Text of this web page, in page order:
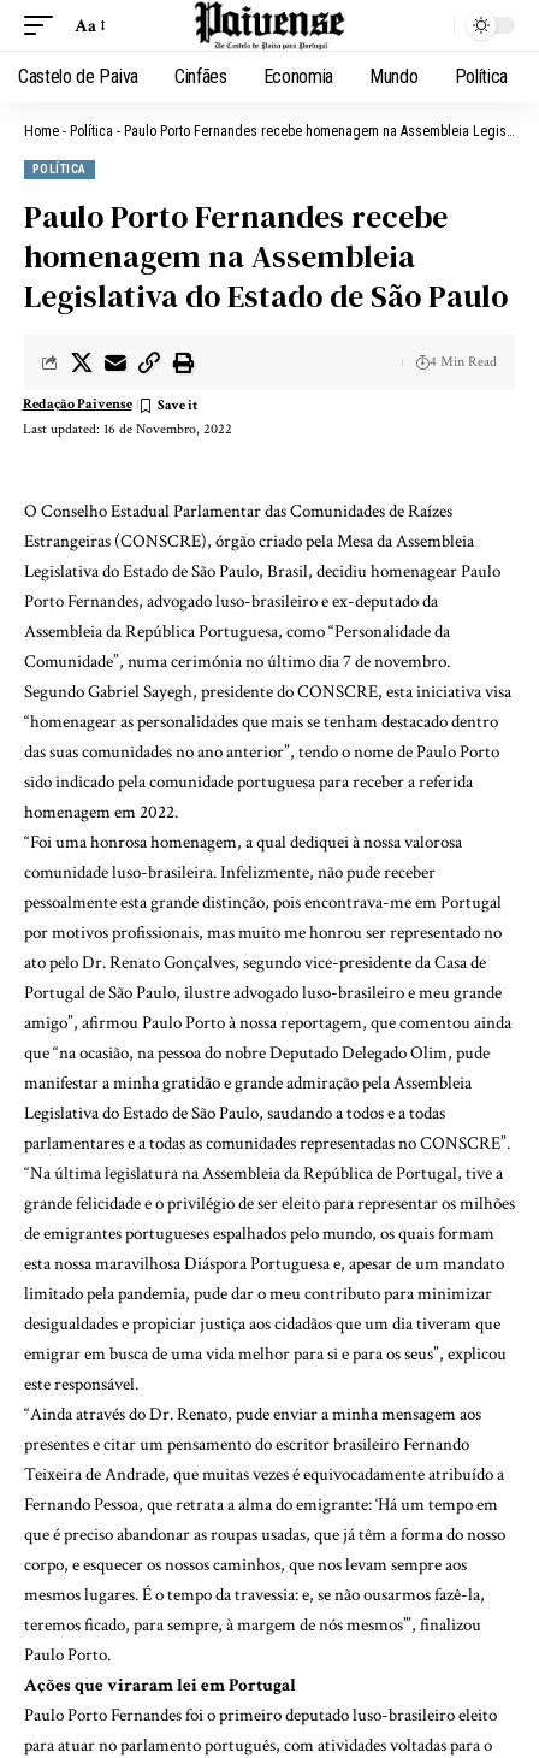
Aa
Castelo de Paiva Cinfães Economia Mundo Política
Home - Política - Paulo Porto Fernandes recebe homenagem na Assembleia Legislativa do Estado de São Paulo
POLÍTICA
Paulo Porto Fernandes recebe
homenagem na Assembleia
Legislativa do Estado de São Paulo
Last updated: 16 de Novembro, 2022
Redação Paivense
4 Min Read
O Conselho Estadual Parlamentar das Comunidades de Raízes
Estrangeiras (CONSCRE), órgão criado pela Mesa da Assembleia
Legislativa do Estado de São Paulo, Brasil, decidiu homenagear Paulo
Porto Fernandes, advogado luso-brasileiro e ex-deputado da
Assembleia da República Portuguesa, como “Personalidade da
Comunidade”, numa cerimónia no último dia 7 de novembro.
Segundo Gabriel Sayegh, presidente do CONSCRE, esta iniciativa visa
“homenagear as personalidades que mais se tenham destacado dentro
das suas comunidades no ano anterior”, tendo o nome de Paulo Porto
sido indicado pela comunidade portuguesa para receber a referida
homenagem em 2022.
“Foi uma honrosa homenagem, a qual dediquei à nossa valorosa
comunidade luso-brasileira. Infelizmente, não pude receber
pessoalmente esta grande distinção, pois encontrava-me em Portugal
por motivos profissionais, mas muito me honrou ser representado no
ato pelo Dr. Renato Gonçalves, segundo vice-presidente da Casa de
Portugal de São Paulo, ilustre advogado luso-brasileiro e meu grande
amigo”, afirmou Paulo Porto à nossa reportagem, que comentou ainda
que “na ocasião, na pessoa do nobre Deputado Delegado Olim, pude
manifestar a minha gratidão e grande admiração pela Assembleia
Legislativa do Estado de São Paulo, saudando a todos e a todas
parlamentares e a todas as comunidades representadas no CONSCRE”.
“Na última legislatura na Assembleia da República de Portugal, tive a
grande felicidade e o privilégio de ser eleito para representar os milhões
de emigrantes portugueses espalhados pelo mundo, os quais formam
esta nossa maravilhosa Diáspora Portuguesa e, apesar de um mandato
limitado pela pandemia, pude dar o meu contributo para minimizar
desigualdades e propiciar justiça aos cidadãos que um dia tiveram que
emigrar em busca de uma vida melhor para si e para os seus”, explicou
este responsável.
“Ainda através do Dr. Renato, pude enviar a minha mensagem aos
presentes e citar um pensamento do escritor brasileiro Fernando
Teixeira de Andrade, que muitas vezes é equivocadamente atribuído a
Fernando Pessoa, que retrata a alma do emigrante: ‘Há um tempo em
que é preciso abandonar as roupas usadas, que já têm a forma do nosso
corpo, e esquecer os nossos caminhos, que nos levam sempre aos
mesmos lugares. É o tempo da travessia: e, se não ousarmos fazê-la,
teremos ficado, para sempre, à margem de nós mesmos’”, finalizou
Paulo Porto.
Ações que viraram lei em Portugal
Paulo Porto Fernandes foi o primeiro deputado luso-brasileiro eleito
para atuar no parlamento português, com atividades voltadas para o